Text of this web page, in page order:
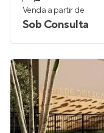
Venda a partir de
Sob Consulta